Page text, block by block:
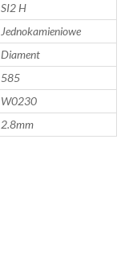
SI2 H
Jednokamieniowe
Diament
585
W0230
2.8mm